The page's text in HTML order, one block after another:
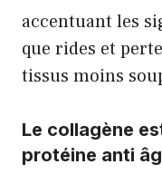
accentuant les
que rides et
tissus moins
Le collagène
protéine anti